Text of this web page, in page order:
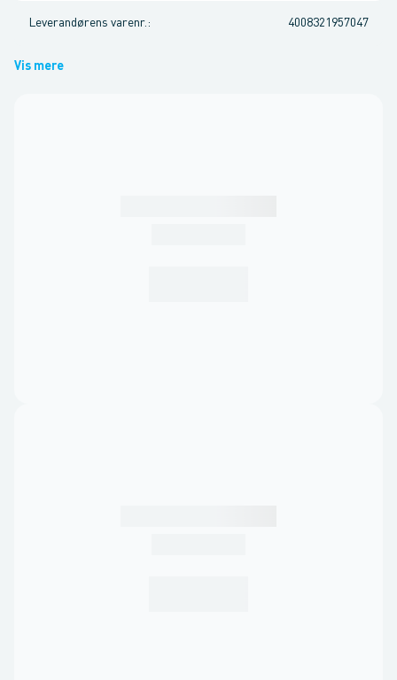
Leverandørens varenr. : 4008321957047
Vis mere